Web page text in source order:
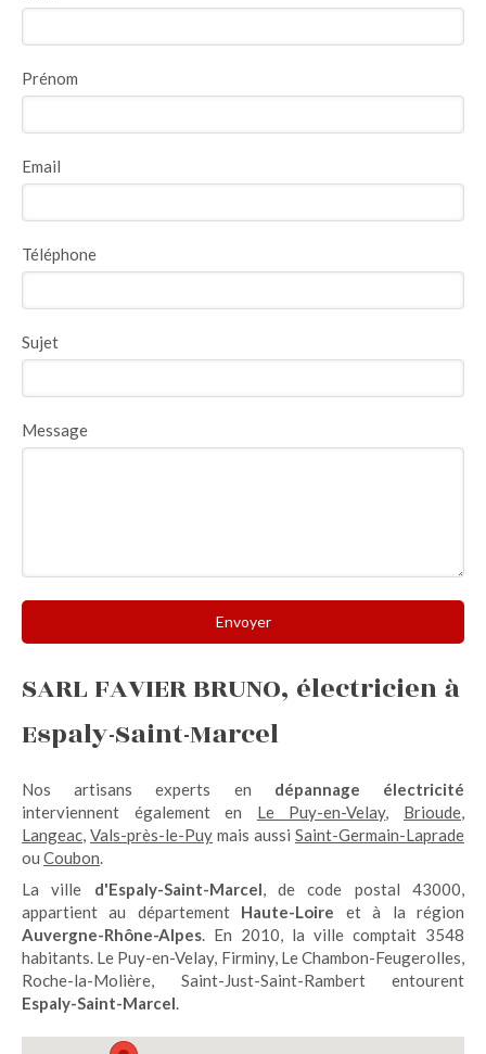
Prénom
Email
Téléphone
Sujet
Message
Envoyer
SARL FAVIER BRUNO, électricien à
Espaly-Saint-Marcel
Nos artisans experts en dépannage électricité
interviennent également en Le Puy-en-Velay, Brioude,
Langeac, Vals-près-le-Puy mais aussi Saint-Germain-Laprade
ou Coubon.
La ville d'Espaly-Saint-Marcel, de code postal 43000,
appartient au département Haute-Loire et à la région
Auvergne-Rhône-Alpes. En 2010, la ville comptait 3548
habitants. Le Puy-en-Velay, Firminy, Le Chambon-Feugerolles,
Roche-la-Molière, Saint-Just-Saint-Rambert entourent
Espaly-Saint-Marcel.